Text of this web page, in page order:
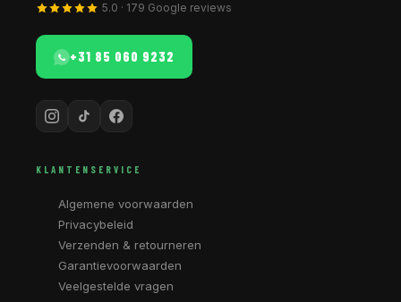
5.0 · 179 Google reviews
+31 85 060 9232
KLANTENSERVICE
Algemene voorwaarden
Privacybeleid
Verzenden & retourneren
Garantievoorwaarden
Veelgestelde vragen